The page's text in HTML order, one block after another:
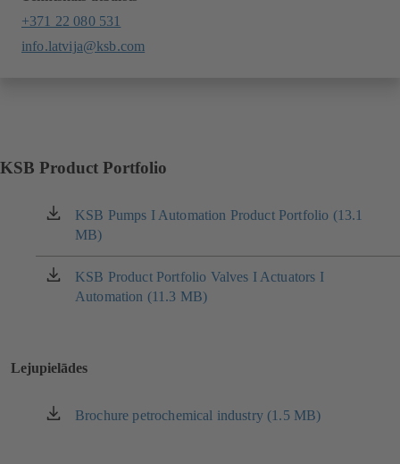
+371 22 080 531
info.latvija@ksb.com
KSB Product Portfolio
KSB Pumps I Automation Product Portfolio (13.1
MB)
(atveras
jaunā
cilnē)
KSB Product Portfolio Valves I Actuators I
Automation (11.3 MB)
(atveras
jaunā
Lejupielādes
Brochure petrochemical industry (1.5 MB)
(atveras